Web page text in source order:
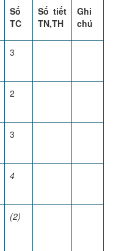
Số
TC
Số tiết
TN,TH
Ghi
chú
3
2
3
4
(2)